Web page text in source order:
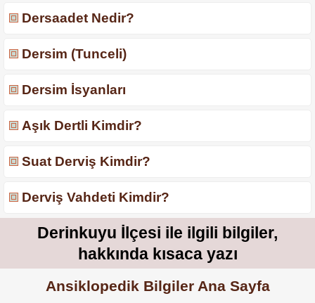
Dersaadet Nedir?
Dersim (Tunceli)
Dersim İsyanları
Aşık Dertli Kimdir?
Suat Derviş Kimdir?
Derviş Vahdeti Kimdir?
Derinkuyu İlçesi ile ilgili bilgiler,
hakkında kısaca yazı
Ansiklopedik Bilgiler Ana Sayfa